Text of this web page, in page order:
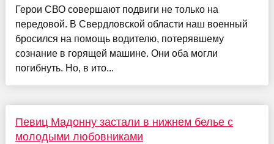
Герои СВО совершают подвиги не только на
передовой. В Свердловской области наш военный
бросился на помощь водителю, потерявшему
сознание в горящей машине. Они оба могли
погибнуть. Но, в ито...
Певиц Мадонну застали в нижнем белье с
молодыми любовниками